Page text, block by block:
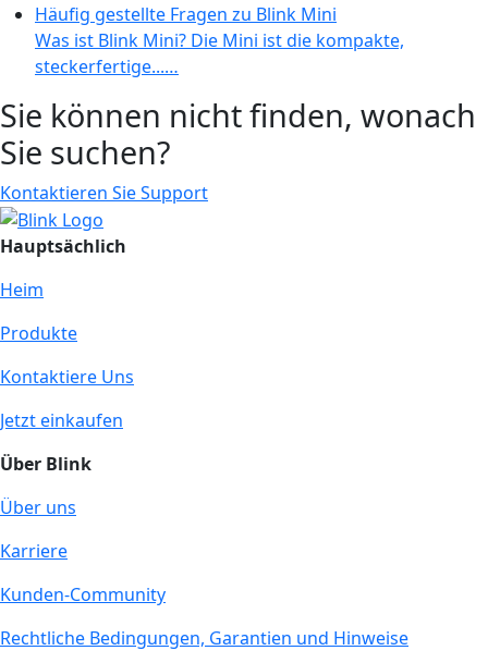
Häufig gestellte Fragen zu Blink Mini
Was ist Blink Mini? Die Mini ist die kompakte,
steckerfertige...…
Sie können nicht finden, wonach
Sie suchen?
Kontaktieren Sie Support
Hauptsächlich
Heim
Produkte
Kontaktiere Uns
Jetzt einkaufen
Über Blink
Über uns
Karriere
Kunden-Community
Rechtliche Bedingungen, Garantien und Hinweise